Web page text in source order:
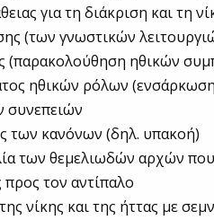
για τη διάκριση και τη
(των γνωστικών
(παρακολούθηση ηθικών
ηθικών ρόλων
συνεπειών
των κανόνων (δηλ. υπακοή)
των θεμελιωδών αρχών
τον αντίπαλο
νίκης και της ήττας με